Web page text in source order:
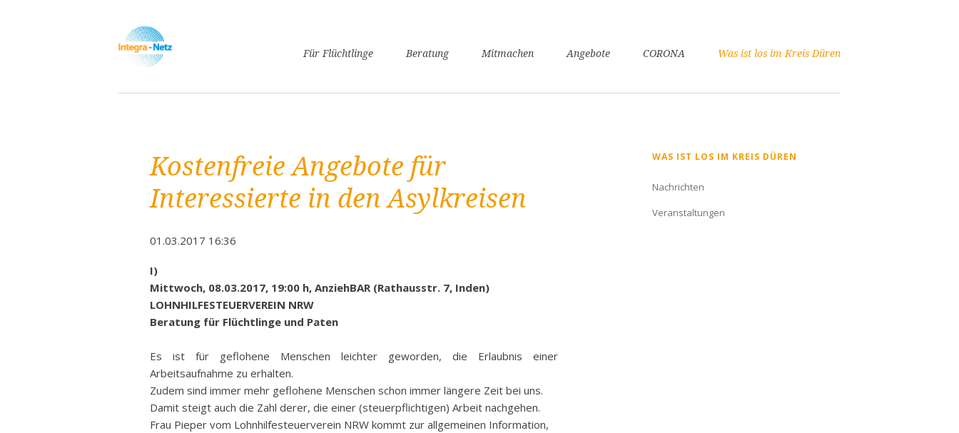
NavigationFür Flüchtlinge
Gesundheit
Freizügigkeit
Sprachkurse
Passpflicht
Freiwillige Rückkehr
Rundfunkbeitrag
Verträge
Beratung Mitmachen Angebote CORONA Was ist los im Kreis Düren
Kostenfreie Angebote für
Interessierte in den Asylkreisen
01.03.2017 16:36
I)
Mittwoch, 08.03.2017, 19:00 h, AnziehBAR (Rathausstr. 7, Inden)
LOHNHILFESTEUERVEREIN NRW
Beratung für Flüchtlinge und Paten
Es ist für geflohene Menschen leichter geworden, die Erlaubnis einer
Arbeitsaufnahme zu erhalten.
Zudem sind immer mehr geflohene Menschen schon immer längere Zeit bei uns.
Damit steigt auch die Zahl derer, die einer (steuerpflichtigen) Arbeit nachgehen.
Frau Pieper vom Lohnhilfesteuerverein NRW kommt zur allgemeinen Information,
Navigation
WAS IST LOS IM KREIS DÜREN
Nachrichten
Veranstaltungen